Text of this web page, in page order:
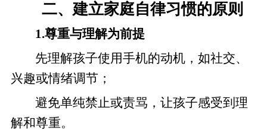
二、建立家庭自律习惯的原则
1.尊重与理解为前提
先理解孩子使用手机的动机，如社交、
兴趣或情绪调节；
避免单纯禁止或责骂，让孩子感受到理
解和尊重。